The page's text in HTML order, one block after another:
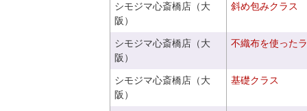
シモジマ心斎橋店（大
阪）
斜め包みクラス
シモジマ心斎橋店（大
阪）
不織布を使った
シモジマ心斎橋店（大
阪）
基礎クラス